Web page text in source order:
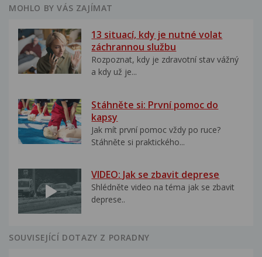
MOHLO BY VÁS ZAJÍMAT
13 situací, kdy je nutné volat
záchrannou službu
Rozpoznat, kdy je zdravotní stav vážný
a kdy už je...
Stáhněte si: První pomoc do
kapsy
Jak mít první pomoc vždy po ruce?
Stáhněte si praktického...
VIDEO: Jak se zbavit deprese
Shlédněte video na téma jak se zbavit
deprese..
SOUVISEJÍCÍ DOTAZY Z PORADNY